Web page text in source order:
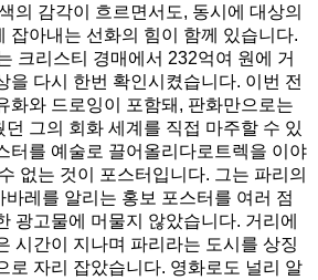
의 감각이 흐르면서도, 동시에 대상의
잡아내는 선화의 힘이 함께 있습니다.
크리스티 경매에서 232억여 원에 거
을 다시 한번 확인시켰습니다. 이번 전
화와 드로잉이 포함돼, 판화만으로는
던 그의 회화 세계를 직접 마주할 수 있
터를 예술로 끌어올리다로트렉을 이야
없는 것이 포스터입니다. 그는 파리의
바레를 알리는 홍보 포스터를 여러 점
광고물에 머물지 않았습니다. 거리에
시간이 지나며 파리라는 도시를 상징
로 자리 잡았습니다. 영화로도 널리 알